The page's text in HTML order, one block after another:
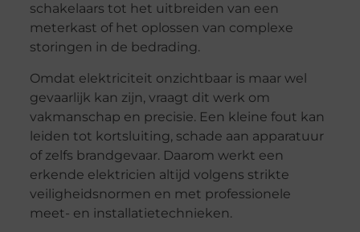
schakelaars tot het uitbreiden van een
meterkast of het oplossen van complexe
storingen in de bedrading.
Omdat elektriciteit onzichtbaar is maar wel
gevaarlijk kan zijn, vraagt dit werk om
vakmanschap en precisie. Een kleine fout kan
leiden tot kortsluiting, schade aan apparatuur
of zelfs brandgevaar. Daarom werkt een
erkende elektricien altijd volgens strikte
veiligheidsnormen en met professionele
meet- en installatietechnieken.